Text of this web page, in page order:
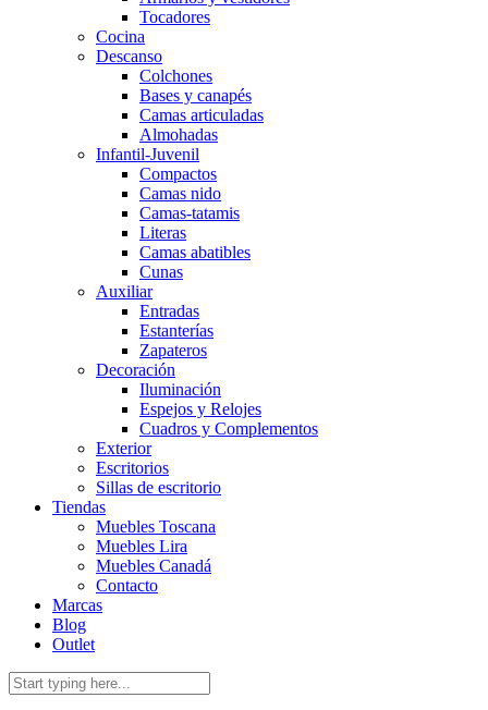
Tocadores
Cocina
Descanso
Colchones
Bases y canapés
Camas articuladas
Almohadas
Infantil-Juvenil
Compactos
Camas nido
Camas-tatamis
Literas
Camas abatibles
Cunas
Auxiliar
Entradas
Estanterías
Zapateros
Decoración
Iluminación
Espejos y Relojes
Cuadros y Complementos
Exterior
Escritorios
Sillas de escritorio
Tiendas
Muebles Toscana
Muebles Lira
Muebles Canadá
Contacto
Marcas
Blog
Outlet